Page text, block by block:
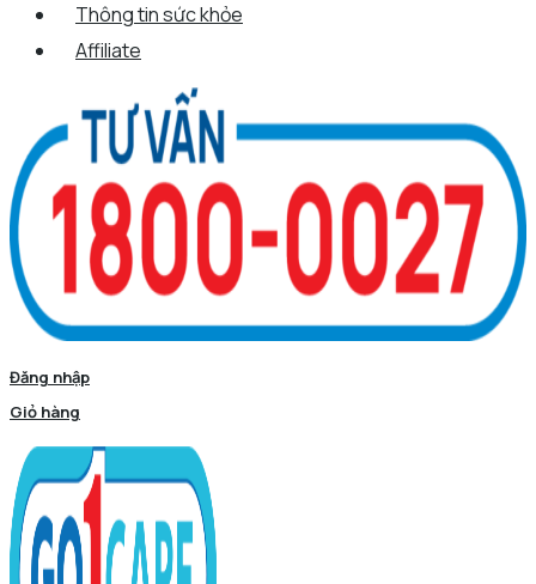
Thông tin sức khỏe
Affiliate
Đăng nhập
Giỏ hàng